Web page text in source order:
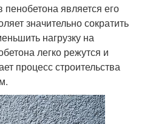
является его
значительно сократить
нагрузку на
легко режутся и
процесс строительства